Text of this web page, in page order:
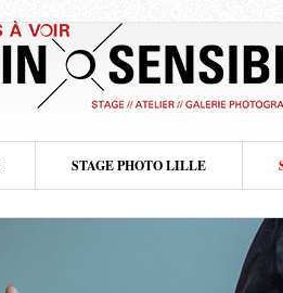
STAGE PHOTO LILLE